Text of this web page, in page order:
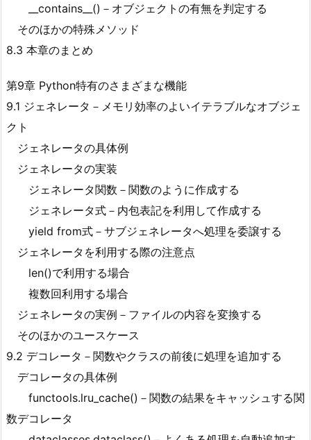
__contains__()－オブジェクトの有無を判定する
そのほかの特殊メソッド
8.3 本章のまとめ
第9章 Python特有のさまざまな機能
9.1 ジェネレータ－メモリ効率のよいイテラブルなオブジェ
クト
ジェネレータの具体例
ジェネレータの実装
ジェネレータ関数－関数のように作成する
ジェネレータ式－内包表記を利用して作成する
yield from式－サブジェネレータへ処理を委譲する
ジェネレータを利用する際の注意点
len()で利用する場合
複数回利用する場合
ジェネレータの実例－ファイルの内容を変換する
そのほかのユースケース
9.2 デコレータ－関数やクラスの前後に処理を追加する
デコレータの具体例
functools.lru_cache()－関数の結果をキャッシュする関
数デコレータ